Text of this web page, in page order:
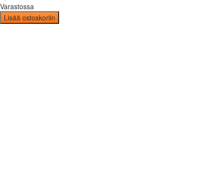
Varastossa
Lisää ostoskoriin